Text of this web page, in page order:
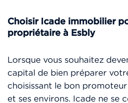
Choisir Icade immobilier
propriétaire à Esbly
Lorsque vous souhaitez
capital de bien préparer
choisissant le bon
et ses environs. Icade ne se